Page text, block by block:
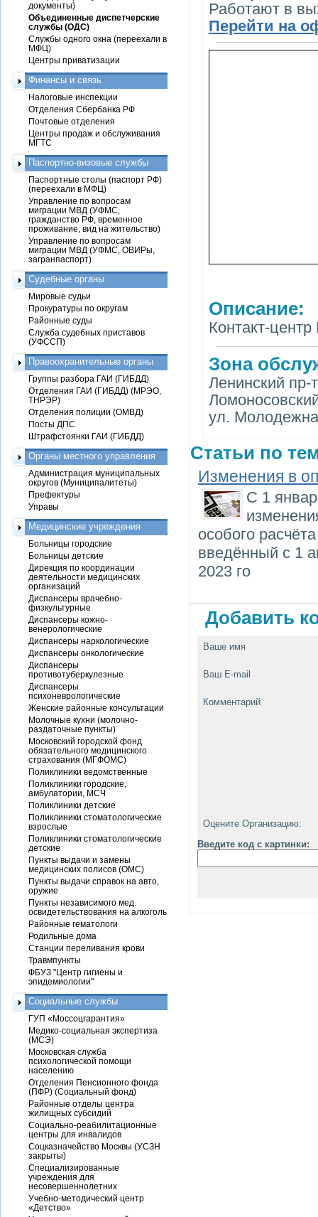
Работают в
Перейти на
Описание:
Контакт-
Зона
Ленинский пр-
ул.
Статьи по
Изменения в
С 1
особого
введённый с 1
2023 го
Добавить
Ваше имя
Ваш E-mail
Комментарий
Оцените Организацию:
Введите код с картинки:
документы)
Объединенные диспетчерские
службы (ОДС)
Службы одного окна (переехали в
МФЦ)
Центры приватизации
Финансы и связь
Налоговые инспекции
Отделения Сбербанка РФ
Почтовые отделения
Центры продаж и обслуживания
МГТС
Паспортно-визовые службы
Паспортные столы (паспорт РФ)
(переехали в МФЦ)
Управление по вопросам
миграции МВД (УФМС,
гражданство РФ, временное
проживание, вид на жительство)
Управление по вопросам
миграции МВД (УФМС, ОВИРы,
загранпаспорт)
Судебные органы
Мировые судьи
Прокуратуры по округам
Районные суды
Служба судебных приставов
(УФССП)
Правоохранительные органы
Группы разбора ГАИ (ГИБДД)
Отделения ГАИ (ГИБДД) (МРЭО,
ТНРЭР)
Отделения полиции (ОМВД)
Посты ДПС
Штрафстоянки ГАИ (ГИБДД)
Органы местного управления
Администрация муниципальных
округов (Муниципалитеты)
Префектуры
Управы
Медицинские учреждения
Больницы городские
Больницы детские
Дирекция по координации
деятельности медицинских
организаций
Диспансеры врачебно-
физкультурные
Диспансеры кожно-
венерологические
Диспансеры наркологические
Диспансеры онкологические
Диспансеры
противотуберкулезные
Диспансеры
психоневрологические
Женские районные консультации
Молочные кухни (молочно-
раздаточные пункты)
Московский городской фонд
обязательного медицинского
страхования (МГФОМС)
Поликлиники ведомственные
Поликлиники городские,
амбулатории, МСЧ
Поликлиники детские
Поликлиники стоматологические
взрослые
Поликлиники стоматологические
детские
Пункты выдачи и замены
медицинских полисов (ОМС)
Пункты выдачи справок на авто,
оружие
Пункты независимого мед.
освидетельствования на алкоголь
Районные гематологи
Родильные дома
Станции переливания крови
Травмпункты
ФБУЗ "Центр гигиены и
эпидемиологии"
Социальные службы
ГУП «Моссоцгарантия»
Медико-социальная экспертиза
(МСЭ)
Московская служба
психологической помощи
населению
Отделения Пенсионного фонда
(ПФР) (Социальный фонд)
Районные отделы центра
жилищных субсидий
Социально-реабилитационные
центры для инвалидов
Соцказначейство Москвы (УСЗН
закрыты)
Специализированные
учреждения для
несовершеннолетних
Учебно-методический центр
«Детство»